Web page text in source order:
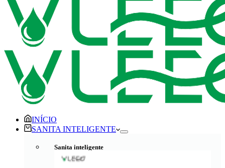
INÍCIO
SANITA INTELIGENTE
Sanita inteligente